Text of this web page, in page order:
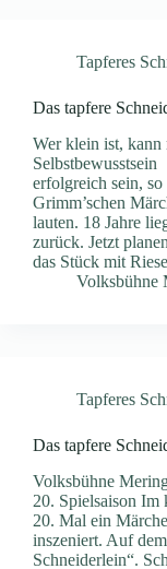
Tapferes
Das tapfere
Wer klein ist, kann
erfolgreich sein,
Grimm’schen
lauten. 18 Jahre
zurück. Jetzt
das Stück mit
Volksbühne
Tapferes
Das tapfere
Volksbühne
20. Spielsaison
20. Mal ein
inszeniert. Auf
Schneiderlein“.